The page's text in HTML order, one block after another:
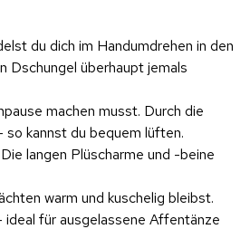
du dich im Handumdrehen in den
Dschungel überhaupt jemals
machen musst. Durch die
kannst du bequem lüften.
langen Plüscharme und -beine
warm und kuschelig bleibst.
ideal für ausgelassene Affentänze